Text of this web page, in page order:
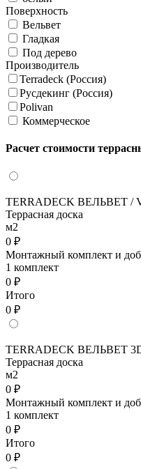
Поверхность
Вельвет
Гладкая
Под дерево
Производитель
Terradeck (Россия)
Русдекинг (Россия)
Polivan
Коммерческое
Расчет стоимости
TERRADECK ВЕЛЬВЕТ /
Террасная доска
м2
0 ₽
Монтажный комплект и
1 комплект
0 ₽
Итого
0 ₽
TERRADECK ВЕЛЬВЕТ
Террасная доска
м2
0 ₽
Монтажный комплект и
1 комплект
0 ₽
Итого
0 ₽